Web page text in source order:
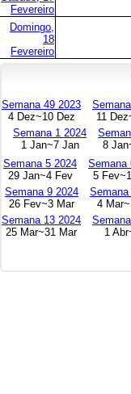
Fevereiro
Domingo,
18
Fevereiro
Semana 49 2023
4 Dez~10 Dez
11
Semana 1 2024
1 Jan~7 Jan
8
Semana 5 2024
29 Jan~4 Fev
Semana
5
Semana 9 2024
26 Fev~3 Mar
4
Semana 13 2024
25 Mar~31 Mar
1